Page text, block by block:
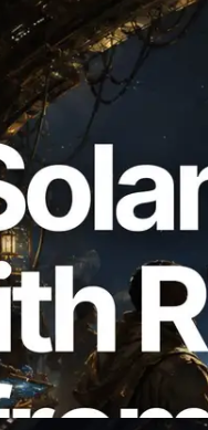
Solana
aus 7
Validators